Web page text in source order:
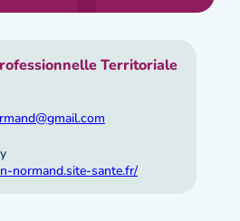
Territoriale
normand.site-sante.fr/